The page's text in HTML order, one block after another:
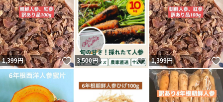
1,399円 いいね！
3,500円 いいね！
1,399円